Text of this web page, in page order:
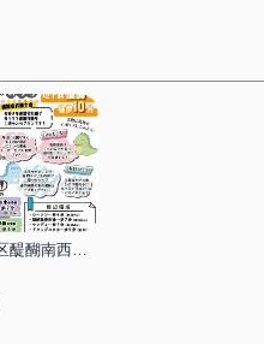
京都市伏見区醍醐南西裏町